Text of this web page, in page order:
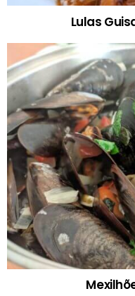
Lulas